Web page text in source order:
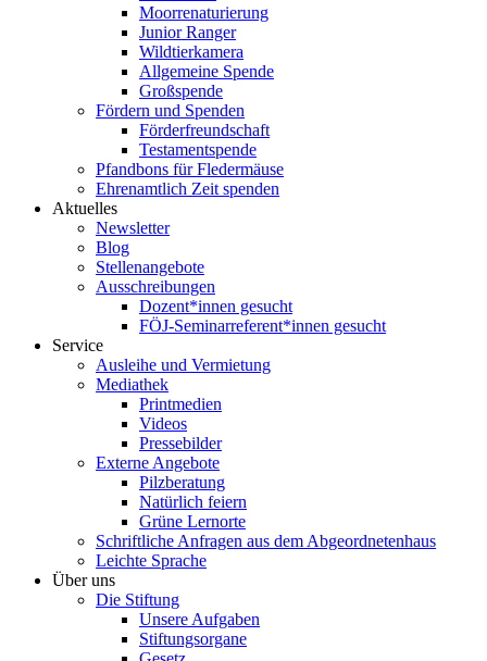
Moorrenaturierung
Junior Ranger
Wildtierkamera
Allgemeine Spende
Großspende
Fördern und Spenden
Förderfreundschaft
Testamentspende
Pfandbons für Fledermäuse
Ehrenamtlich Zeit spenden
Aktuelles
Newsletter
Blog
Stellenangebote
Ausschreibungen
Dozent*innen gesucht
FÖJ-Seminarreferent*innen gesucht
Service
Ausleihe und Vermietung
Mediathek
Printmedien
Videos
Pressebilder
Externe Angebote
Pilzberatung
Natürlich feiern
Grüne Lernorte
Schriftliche Anfragen aus dem Abgeordnetenhaus
Leichte Sprache
Über uns
Die Stiftung
Unsere Aufgaben
Stiftungsorgane